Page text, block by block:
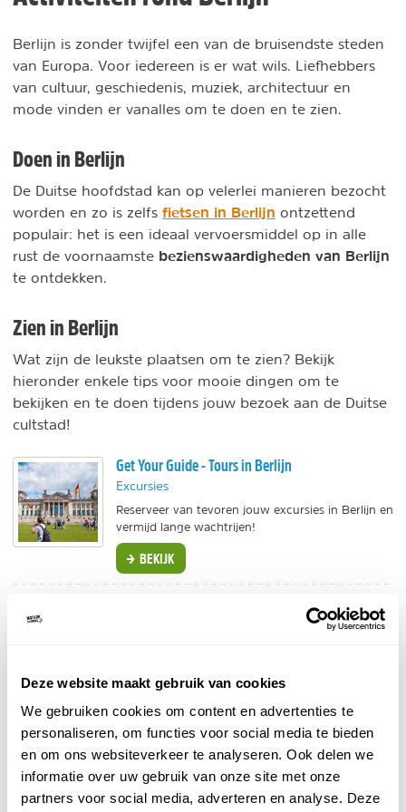
Deze website maakt gebruik van cookies
We gebruiken cookies om content en advertenties te
personaliseren, om functies voor social media te bieden
en om ons websiteverkeer te analyseren. Ook delen we
informatie over uw gebruik van onze site met onze
partners voor social media, adverteren en analyse. Deze
Berlijn is zonder twijfel een van de bruisendste steden
van Europa. Voor iedereen is er wat wils. Liefhebbers
van cultuur, geschiedenis, muziek, architectuur en
mode vinden er vanalles om te doen en te zien.
Doen in Berlijn
De Duitse hoofdstad kan op velerlei manieren bezocht
worden en zo is zelfs fietsen in Berlijn ontzettend
populair: het is een ideaal vervoersmiddel op in alle
rust de voornaamste bezienswaardigheden van Berlijn
te ontdekken.
Zien in Berlijn
Wat zijn de leukste plaatsen om te zien? Bekijk
hieronder enkele tips voor mooie dingen om te
bekijken en te doen tijdens jouw bezoek aan de Duitse
cultstad!
Get Your Guide - Tours in Berlijn
Excursies
Reserveer van tevoren jouw excursies in Berlijn en
vermijd lange wachtrijen!
BEKIJK
Treinrondreis - Berlijn, Praag en Neurenberg
Tiqets - Excursies & Tours
Excursies
Skip the line en boek de leukste excursies in
Berlijn bij Tiqets.com.